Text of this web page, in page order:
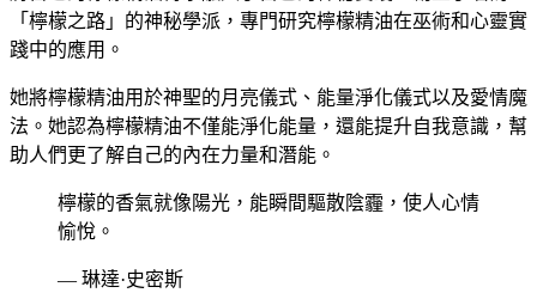
「檸檬之路」的神秘學派，專門研究檸檬精油在巫術和心靈實
踐中的應用。
她將檸檬精油用於神聖的月亮儀式、能量淨化儀式以及愛情魔
法。她認為檸檬精油不僅能淨化能量，還能提升自我意識，幫
助人們更了解自己的內在力量和潛能。
檸檬的香氣就像陽光，能瞬間驅散陰霾，使人心情
愉悅。
— 琳達·史密斯